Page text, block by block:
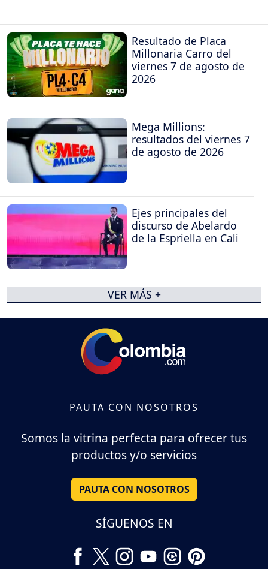
Resultado de Placa
Millonaria Carro del
viernes 7 de agosto de
2026
Mega Millions:
resultados del viernes 7
de agosto de 2026
Ejes principales del
discurso de Abelardo
de la Espriella en Cali
VER MÁS +
PAUTA CON NOSOTROS
Somos la vitrina perfecta para ofrecer tus
productos y/o servicios
PAUTA CON NOSOTROS
SÍGUENOS EN